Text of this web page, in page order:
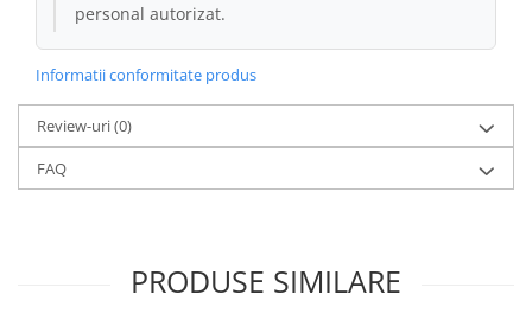
personal autorizat.
Informatii conformitate produs
Review-uri(0)
FAQ
PRODUSE SIMILARE